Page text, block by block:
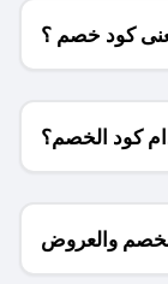
كود خصم ؟
كود الخصم؟
والعروض
للمتاجر؟